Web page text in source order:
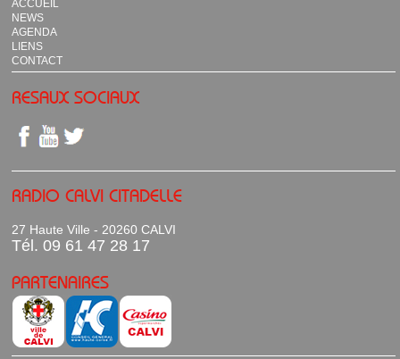
ACCUEIL
NEWS
AGENDA
LIENS
CONTACT
RESAUX SOCIAUX
RADIO CALVI CITADELLE
27 Haute Ville - 20260 CALVI
Tél. 09 61 47 28 17
PARTENAIRES